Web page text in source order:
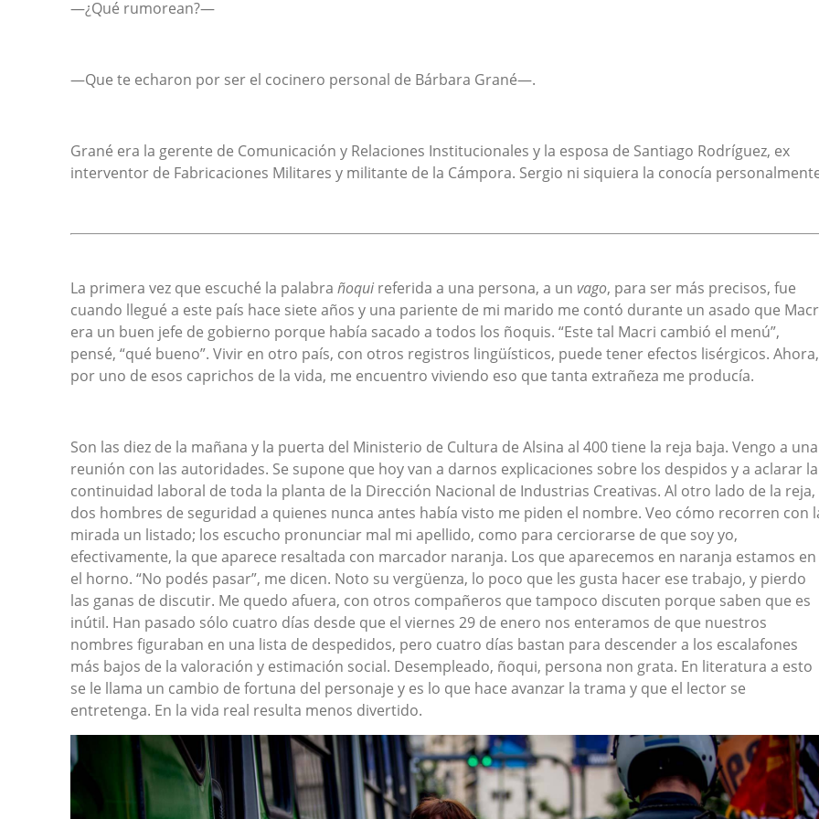
—¿Qué rumorean?—
—Que te echaron por ser el cocinero personal de Bárbara Grané—.
Grané era la gerente de Comunicación y Relaciones Institucionales y la esposa de Santiago Rodríguez, ex
interventor de Fabricaciones Militares y militante de la Cámpora. Sergio ni siquiera la conocía
La primera vez que escuché la palabra ñoqui referida a una persona, a un vago, para ser más precisos, fue
cuando llegué a este país hace siete años y una pariente de mi marido me contó durante un asado que
era un buen jefe de gobierno porque había sacado a todos los ñoquis. “Este tal Macri cambió el menú”,
pensé, “qué bueno”. Vivir en otro país, con otros registros lingüísticos, puede tener efectos lisérgicos. Ahora,
por uno de esos caprichos de la vida, me encuentro viviendo eso que tanta extrañeza me producía.
Son las diez de la mañana y la puerta del Ministerio de Cultura de Alsina al 400 tiene la reja baja. Vengo a una
reunión con las autoridades. Se supone que hoy van a darnos explicaciones sobre los despidos y a aclarar la
continuidad laboral de toda la planta de la Dirección Nacional de Industrias Creativas. Al otro lado de la reja,
dos hombres de seguridad a quienes nunca antes había visto me piden el nombre. Veo cómo recorren con
mirada un listado; los escucho pronunciar mal mi apellido, como para cerciorarse de que soy yo,
efectivamente, la que aparece resaltada con marcador naranja. Los que aparecemos en naranja estamos en
el horno. “No podés pasar”, me dicen. Noto su vergüenza, lo poco que les gusta hacer ese trabajo, y pierdo
las ganas de discutir. Me quedo afuera, con otros compañeros que tampoco discuten porque saben que es
inútil. Han pasado sólo cuatro días desde que el viernes 29 de enero nos enteramos de que nuestros
nombres figuraban en una lista de despedidos, pero cuatro días bastan para descender a los escalafones
más bajos de la valoración y estimación social. Desempleado, ñoqui, persona non grata. En literatura a esto
se le llama un cambio de fortuna del personaje y es lo que hace avanzar la trama y que el lector se
entretenga. En la vida real resulta menos divertido.